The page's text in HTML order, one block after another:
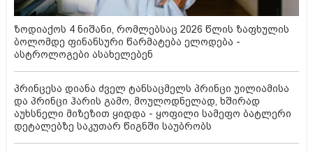
ზოდიაქოს 4 ნიშანი, რომლებსაც 2026 წლის ზაფხულის
ბოლომდე ფინანსური წარმატება ელოდება -
ასტროლოგები ასახელებენ
პრინცესა დიანა ძველ ტანსაცმელს პრინცი უილიამისა
და პრინცი ჰარის გამო, მოულოდნელად, ხშირად
აუხსნელი მიზეზით ყიდდა - ყოფილი სამეფო ბატლერი
დეტალებზე საკუთარ წიგნში საუბრობს